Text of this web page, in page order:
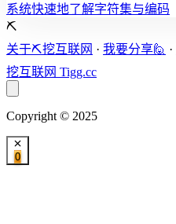
系统快速地了解字符集与编码
⛏️
关于⛏️挖互联网 · 我要分享🙋 ·
挖互联网 Tigg.cc
Copyright © 2025
0